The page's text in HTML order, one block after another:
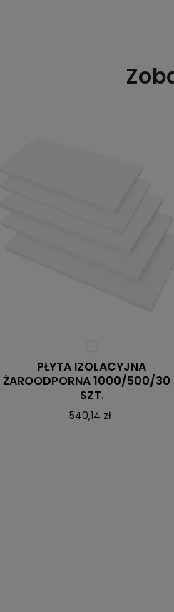
PŁYTA IZOLACYJNA
ŻAROODPORNA 1000/500/30
SZT.
540,14 zł